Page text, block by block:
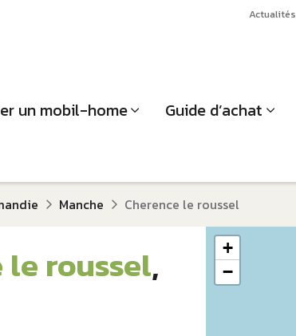
Actualités
un mobil-home Guide d’achat
Manche Cherence le roussel
+
−
le roussel,